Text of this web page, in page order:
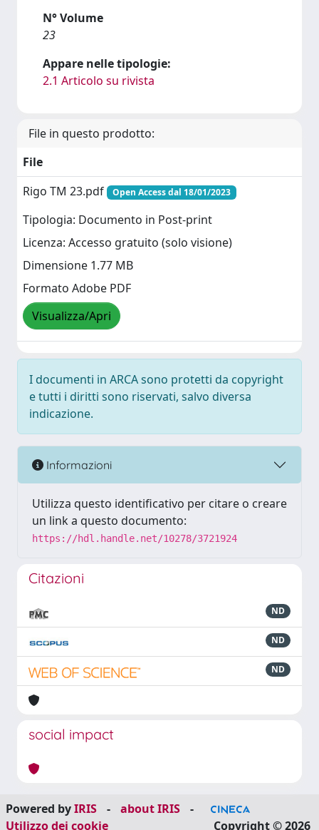
N° Volume
23
Appare nelle tipologie:
2.1 Articolo su rivista
File in questo prodotto:
File
Rigo TM 23.pdf
Open Access dal 18/01/2023
Tipologia: Documento in Post-print
Licenza: Accesso gratuito (solo visione)
Dimensione 1.77 MB
Formato Adobe PDF
Visualizza/Apri
I documenti in ARCA sono protetti da copyright
e tutti i diritti sono riservati, salvo diversa
indicazione.
Informazioni
Utilizza questo identificativo per citare o creare
un link a questo documento:
https://hdl.handle.net/10278/3721924
Citazioni
ND
ND
ND
social impact
Powered byIRIS - about IRIS
-
Utilizzo dei cookie
Copyright © 2026